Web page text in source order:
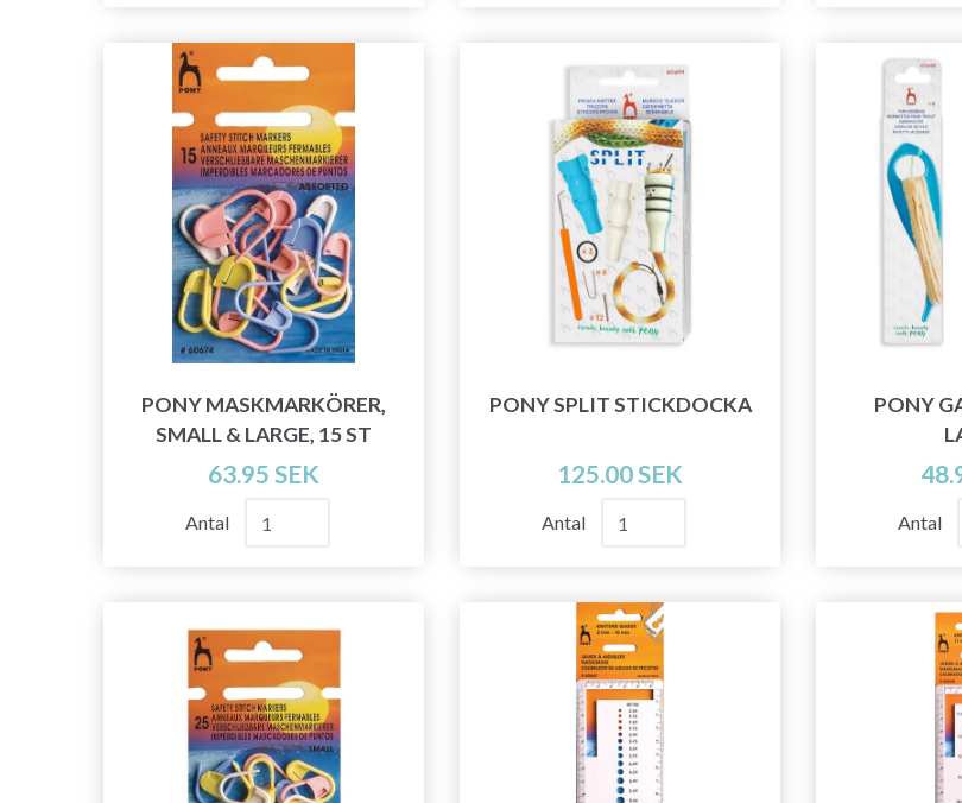
PONY MASKMARKÖRER,
SMALL & LARGE, 15 ST
63.95 SEK
Antal
PONY SPLIT STICKDOCKA
125.00 SEK
Antal
PONY
Antal